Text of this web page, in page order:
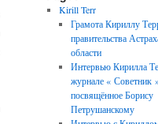
Kirill Terr
Грамота Кириллу
правительства
области
Интервью Кирилла
журнале « Советник
посвящённое Борису
Петрушанскому